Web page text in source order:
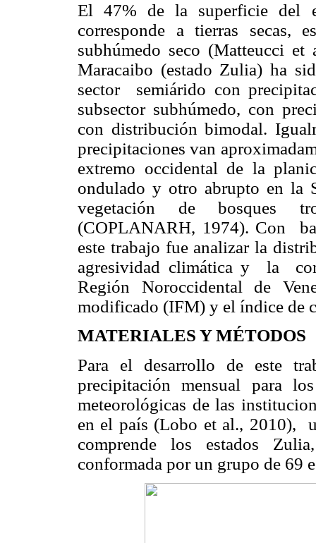
El 47% de la superficie del
corresponde a tierras secas,
subhúmedo seco (Matteucci
Maracaibo (estado Zulia) ha
sector semiárido con
subsector subhúmedo, con
con distribución bimodal.
precipitaciones van
extremo occidental de la
ondulado y otro abrupto en la
vegetación de bosques
(COPLANARH, 1974). Con
este trabajo fue analizar la
agresividad climática y la
Región Noroccidental de
modificado (IFM) y el índice de
MATERIALES Y MÉTODOS
Para el desarrollo de este
precipitación mensual para
meteorológicas de las
en el país (Lobo et al., 2010),
comprende los estados
conformada por un grupo de 69